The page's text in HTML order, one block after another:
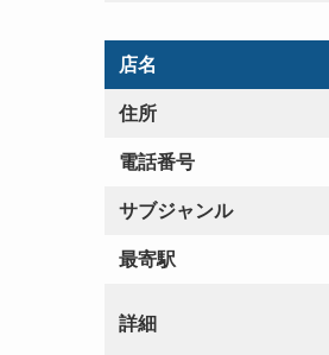
店名
住所
電話番号
サブジャンル
最寄駅
詳細